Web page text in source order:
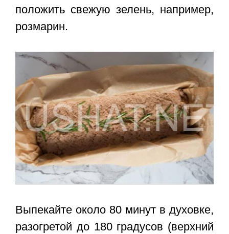
положить свежую зелень, например,
розмарин.
Выпекайте около 80 минут в духовке,
разогретой до 180 градусов (верхний